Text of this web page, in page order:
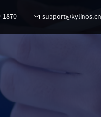
1870 support@kylinos.cn